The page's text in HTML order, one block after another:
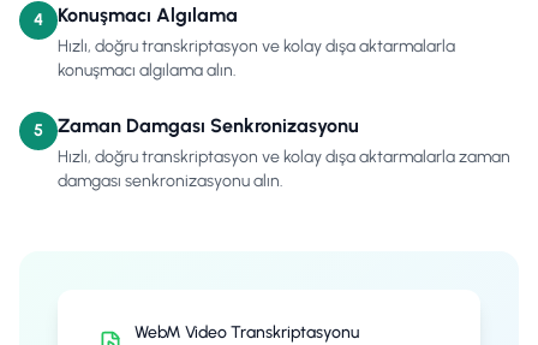
4 Konuşmacı Algılama
Hızlı, doğru transkriptasyon ve kolay dışa aktarmalarla
konuşmacı algılama alın.
5 Zaman Damgası Senkronizasyonu
Hızlı, doğru transkriptasyon ve kolay dışa aktarmalarla zaman
damgası senkronizasyonu alın.
WebM Video Transkriptasyonu